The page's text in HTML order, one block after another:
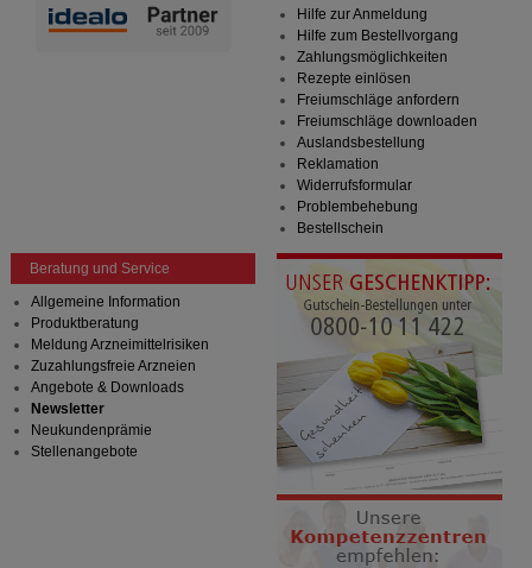
Hilfe zur Anmeldung
Hilfe zum Bestellvorgang
Zahlungsmöglichkeiten
Rezepte einlösen
Freiumschläge anfordern
Freiumschläge downloaden
Auslandsbestellung
Reklamation
Widerrufsformular
Problembehebung
Bestellschein
Beratung und Service
Allgemeine Information
Produktberatung
Meldung Arzneimittelrisiken
Zuzahlungsfreie Arzneien
Angebote & Downloads
Newsletter
Neukundenprämie
Stellenangebote